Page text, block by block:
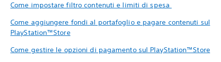
Come impostare filtro contenuti e limiti di spesa
Come aggiungere fondi al portafoglio e pagare contenuti sul
PlayStation™Store
Come gestire le opzioni di pagamento sul PlayStation™Store